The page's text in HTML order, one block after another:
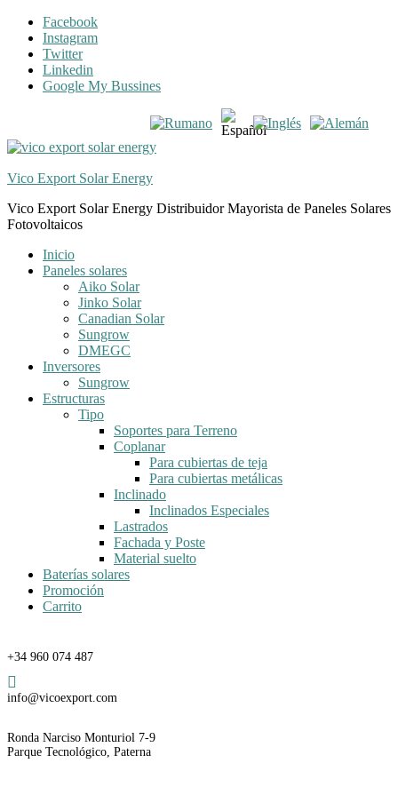
Skip
navigation
Skip
content
Facebook
Instagram
Twitter
Linkedin
Google My Bussines
Vico Export Solar Energy
Vico Export Solar Energy Distribuidor Mayorista de Paneles Solares
Fotovoltaicos
Toggle
navigation
Inicio
Paneles solares
Aiko Solar
Jinko Solar
Canadian Solar
Sungrow
DMEGC
Inversores
Sungrow
Estructuras
Tipo
Soportes para Terreno
Coplanar
Para cubiertas de teja
Para cubiertas metálicas
Inclinado
Inclinados Especiales
Lastrados
Fachada y Poste
Material suelto
Baterías solares
Promoción
Carrito
Teléfono
+34 960 074 487
Email
info@vicoexport.com
Dirección
Ronda Narciso Monturiol 7-9
Parque Tecnológico, Paterna